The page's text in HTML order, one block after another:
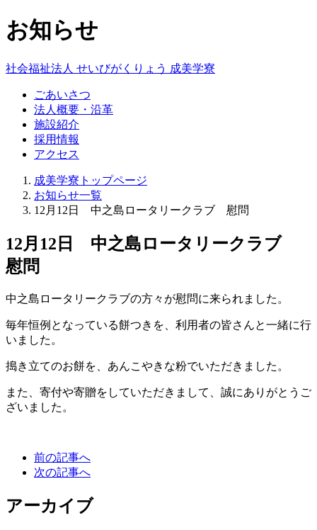
お知らせ
社会福祉法人 せいびがくりょう 成美学寮
ごあいさつ
法人概要・沿革
施設紹介
採用情報
アクセス
成美学寮トップページ
お知らせ一覧
12月12日 中之島ロータリークラブ 慰問
12月12日 中之島ロータリークラブ
慰問
中之島ロータリークラブの方々が慰問に来られました。
毎年恒例となっている餅つきを、利用者の皆さんと一緒に行
いました。
搗き立てのお餅を、あんこやきな粉でいただきました。
また、寄付や寄贈をしていただきまして、誠にありがとうご
ざいました。
前の記事へ
次の記事へ
アーカイブ